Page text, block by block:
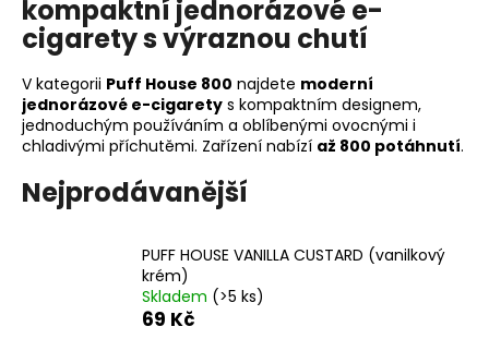
kompaktní jednorázové e-
cigarety s výraznou chutí
V kategorii Puff House 800 najdete moderní
jednorázové e-cigarety s kompaktním designem,
jednoduchým používáním a oblíbenými ovocnými i
chladivými příchutěmi. Zařízení nabízí až 800 potáhnutí.
Nejprodávanější
PUFF HOUSE VANILLA CUSTARD (vanilkový
krém)
Skladem (>5 ks)
69 Kč
t
ř
e
b
u
e